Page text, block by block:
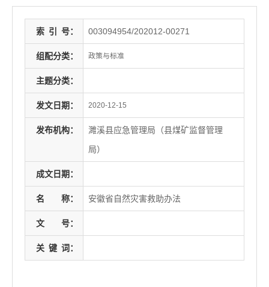
索 引 号： 003094954/202012-00271
组配分类： 政策与标准
主题分类：
发文日期： 2020-12-15
发布机构：
濉溪县应急管理局（县煤矿监督管理
局）
成文日期：
名 称： 安徽省自然灾害救助办法
文 号：
关 键 词：